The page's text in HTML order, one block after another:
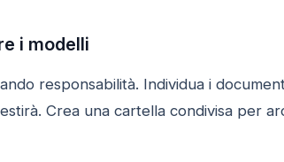
i modelli
responsabilità. Individua i
Crea una cartella condivisa per